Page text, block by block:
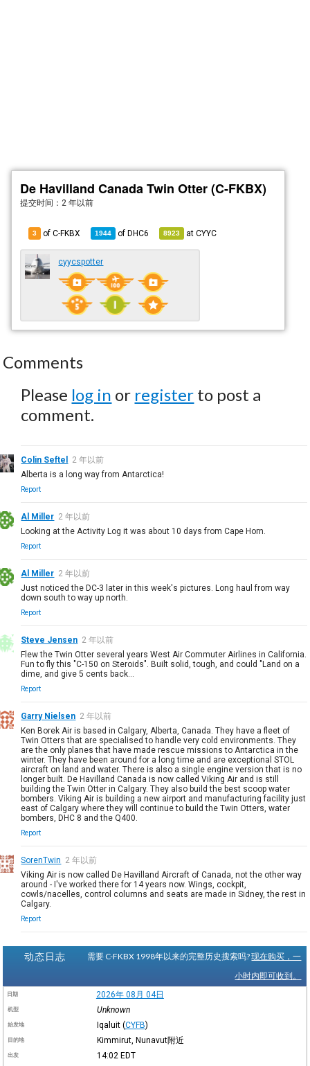
De Havilland Canada Twin Otter (C-FKBX)
提交时间： 2 年以前
3 of C-FKBX 1944 ofDHC6 8923 atCYYC
cyycspotter
Comments
Please log in or register to post a
comment.
Colin Seftel
2 年以前
Alberta is a long way from Antarctica!
Report
Al Miller 2 年以前
Looking at the Activity Log it was about 10 days from Cape Horn.
Report
Al Miller 2 年以前
Just noticed the DC-3 later in this week's pictures. Long haul from way
down south to way up north.
Report
Steve Jensen 2 年以前
Flew the Twin Otter several years West Air Commuter Airlines in California.
Fun to fly this "C-150 on Steroids". Built solid, tough, and could "Land on a
dime, and give 5 cents back...
Report
Garry Nielsen 2 年以前
Ken Borek Air is based in Calgary, Alberta, Canada. They have a fleet of
Twin Otters that are specialised to handle very cold environments. They
are the only planes that have made rescue missions to Antarctica in the
winter. They have been around for a long time and are exceptional STOL
aircraft on land and water. There is also a single engine version that is no
longer built. De Havilland Canada is now called Viking Air and is still
building the Twin Otter in Calgary. They also build the best scoop water
bombers. Viking Air is building a new airport and manufacturing facility just
east of Calgary where they will continue to build the Twin Otters, water
bombers, DHC 8 and the Q400.
Report
SorenTwin 2 年以前
Viking Air is now called De Havilland Aircraft of Canada, not the other way
around - I've worked there for 14 years now. Wings, cockpit,
cowls/nacelles, control columns and seats are made in Sidney, the rest in
Calgary.
Report
动态日志 需要 C-FKBX 1998年以来的完整历史搜索吗?现在购买，一
小时内即可收到。
日期 2026年 08月 04日
机型 Unknown
始发地 Iqaluit (CYFB)
目的地 Kimmirut, Nunavut附近
出发 14:02 EDT